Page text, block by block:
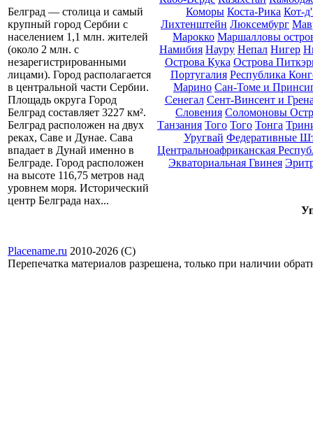
Белград — столица и самый
крупный город Сербии с
населением 1,1 млн. жителей
(около 2 млн. с
незарегистрированными
лицами). Город располагается
в центральной части Сербии.
Площадь округа Город
Белград составляет 3227 км².
Белград расположен на двух
реках, Саве и Дунае. Сава
впадает в Дунай именно в
Белграде. Город расположен
на высоте 116,75 метров над
уровнем моря. Исторический
центр Белграда нах...
Коморы Коста-Рика Кот-
Лихтенштейн Люксембург
Марокко Маршалловы
Намибия Науру Непал Нигер
Острова Кука Острова
Португалия Республика
Марино Сан-Томе и
Сенегал Сент-Винсент и
Словения Соломоновы
Танзания Того Того Тонга
Уругвай Федеративные
Центральноафриканская
Экваториальная Гвинея
Placename.ru 2010-2026 (С)
Перепечатка материалов разрешена, только при наличии